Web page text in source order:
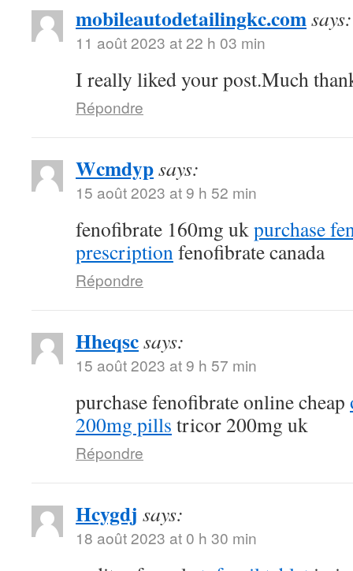
mobileautodetailingkc.comsays:
11 août 2023 at 22 h 03 min
I really liked your post.Much
Répondre
Wcmdypsays:
15 août 2023 at 9 h 52 min
fenofibrate 160mg ukpurchase
prescriptionfenofibrate canada
Répondre
Hheqscsays:
15 août 2023 at 9 h 57 min
purchase fenofibrate online cheap
200mg pills tricor 200mg uk
Répondre
Hcygdj says:
18 août 2023 at 0 h 30 min